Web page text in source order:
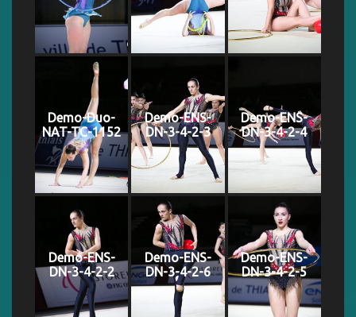
Demo-Duo-
NAT-TC-1152
Demo-ENS-
DN-3-4-2-3
Demo-ENS-
DN-3-4-2-4
Demo-ENS-
DN-3-4-2-2
Demo-ENS-
DN-3-4-2-6
Demo-ENS-
DN-3-4-2-5